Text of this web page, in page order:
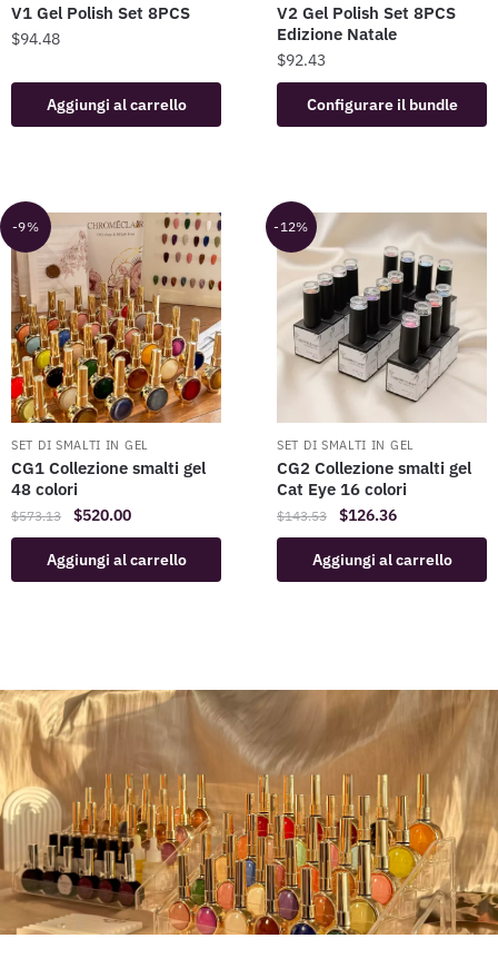
V1 Gel Polish Set 8PCS
$94.48
Aggiungi al carrello
V2 Gel Polish Set 8PCS
Edizione Natale
$92.43
Configurare il bundle
-9%
SET DI SMALTI IN GEL
CG1 Collezione smalti gel
48 colori
$573.13 $520.00
Aggiungi al carrello
-12%
SET DI SMALTI IN GEL
CG2 Collezione smalti gel
Cat Eye 16 colori
$143.53 $126.36
Aggiungi al carrello